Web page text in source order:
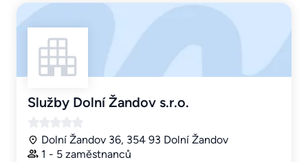
Služby Dolní Žandov s.r.o.
Dolní Žandov 36, 354 93 Dolní Žandov
1 - 5 zaměstnanců